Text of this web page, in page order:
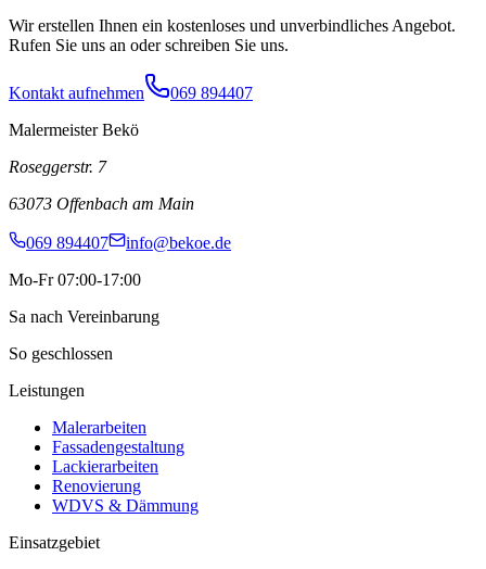
Wir erstellen Ihnen ein kostenloses und unverbindliches Angebot.
Rufen Sie uns an oder schreiben Sie uns.
Kontakt aufnehmen
069 894407
Malermeister Bekö
Roseggerstr. 7
63073 Offenbach am Main
069 894407
info@bekoe.de
Mo-Fr 07:00-17:00
Sa nach Vereinbarung
So geschlossen
Leistungen
Malerarbeiten
Fassadengestaltung
Lackierarbeiten
Renovierung
WDVS & Dämmung
Einsatzgebiet